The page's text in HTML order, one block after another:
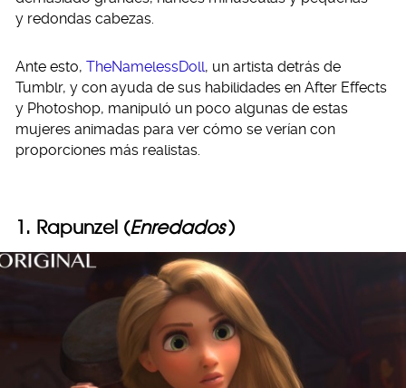
y redondas cabezas.
Ante esto, TheNamelessDoll, un artista detrás de
Tumblr, y con ayuda de sus habilidades en After Effects
y Photoshop, manipuló un poco algunas de estas
mujeres animadas para ver cómo se verían con
proporciones más realistas.
1. Rapunzel (Enredados)